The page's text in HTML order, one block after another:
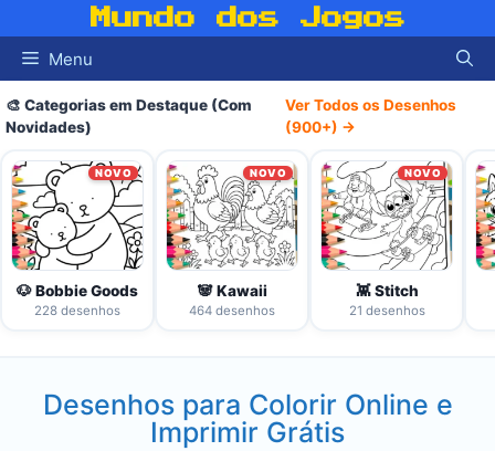
para
conteúdo
Mundo dos Jogos
Menu
🎨 Categorias em Destaque (Com
Novidades)
Ver Todos os Desenhos
(900+) →
NOVO
🐶 Bobbie Goods
228 desenhos
NOVO
🐼 Kawaii
464 desenhos
NOVO
👾 Stitch
21 desenhos
Desenhos para Colorir Online e
Imprimir Grátis